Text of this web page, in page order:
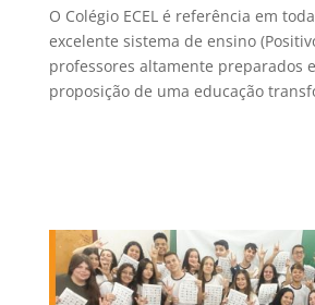
O Colégio ECEL é referência em
excelente sistema de ensino
professores altamente preparados
proposição de uma educação